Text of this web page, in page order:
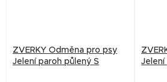
ZVERKY Odměna pro psy
Jelení paroh půlený S
Jelení